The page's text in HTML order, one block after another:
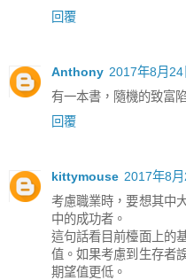
回覆
Anthony 2017年8月
有一本書，隨機的致富
回覆
kittymouse 2017年8
考慮職業時，要想其中
中的成功者。
這句話看目前檯面上的
值。如果考慮到生存者
期望值更低。